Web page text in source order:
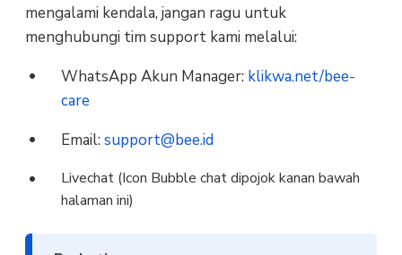
mengalami kendala, jangan ragu untuk
menghubungi tim support kami melalui:
WhatsApp Akun Manager: klikwa.net/bee-
care
Email: support@bee.id
Livechat (Icon Bubble chat dipojok kanan bawah
halaman ini)